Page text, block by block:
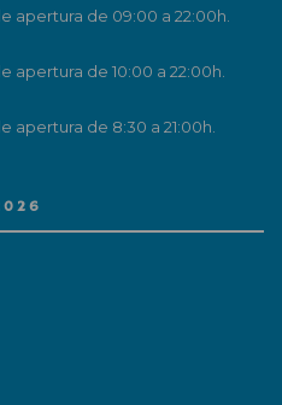
apertura de 09:00 a 22:00h.
apertura de 10:00 a 22:00h.
apertura de 8:30 a 21:00h.